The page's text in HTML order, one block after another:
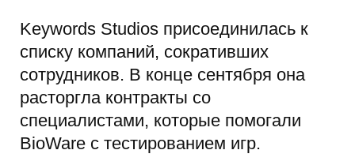
Keywords Studios присоединилась к
списку компаний, сокративших
сотрудников. В конце сентября она
расторгла контракты со
специалистами, которые помогали
BioWare с тестированием игр.